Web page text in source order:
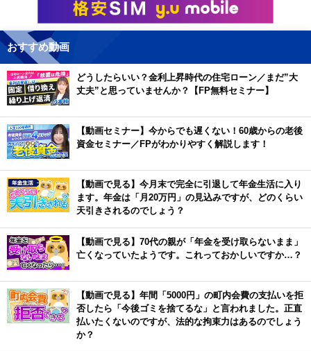
おすすめ動画
どうしたらいい？金利上昇時代の住宅ローン／まだ”大
丈夫”と思っていませんか？【FP無料セミナー】
【動画セミナー】今からでも遅くない！60歳からの老後
資金セミナー／FPがわかりやすく解説します！
【動画で見る】今月末で完全に引退して年金生活に入り
ます。年金は「月20万円」の見込みですが、どのくらい
天引きされるのでしょう？
【動画で見る】70代の親が「年金を受け取らないまま」
亡くなっていたようです。これっておかしいですか…？
【動画で見る】年間「5000円」の町内会費の支払いを拒
否したら「今後ゴミを捨てるな」と言われました。正直
払いたくないのですが、法的な拘束力はあるのでしょう
か？